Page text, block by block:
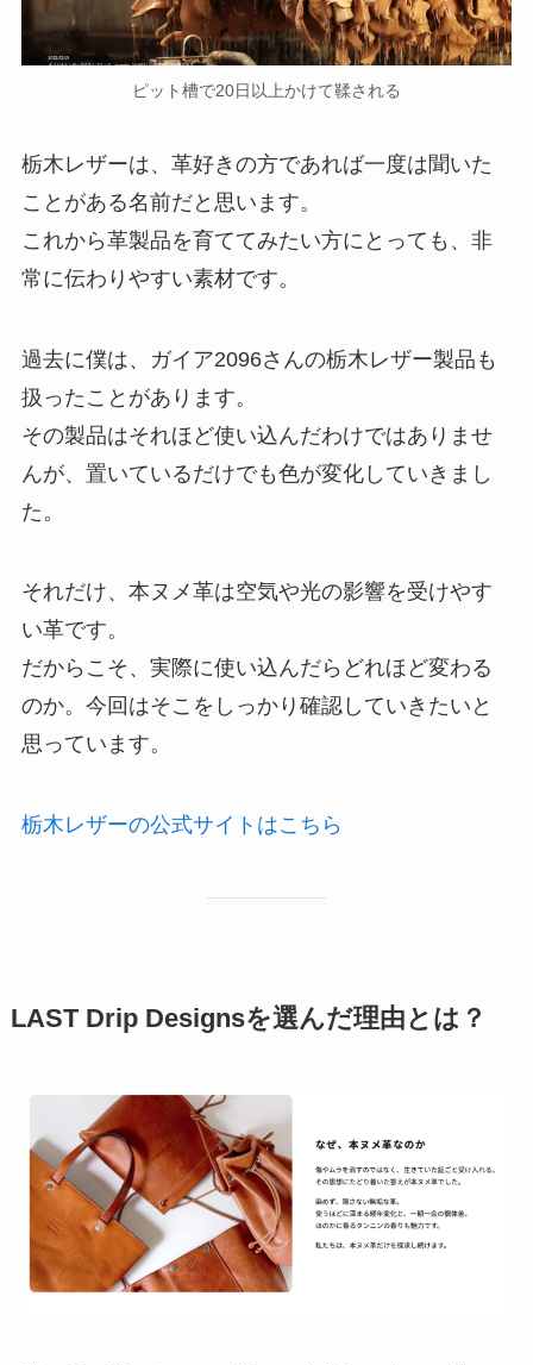
ピット槽で20日以上かけて鞣される
栃木レザーは、革好きの方であれば一度は聞いた
ことがある名前だと思います。
これから革製品を育ててみたい方にとっても、非
常に伝わりやすい素材です。
過去に僕は、ガイア2096さんの栃木レザー製品も
扱ったことがあります。
その製品はそれほど使い込んだわけではありませ
んが、置いているだけでも色が変化していきまし
た。
それだけ、本ヌメ革は空気や光の影響を受けやす
い革です。
だからこそ、実際に使い込んだらどれほど変わる
のか。今回はそこをしっかり確認していきたいと
思っています。
栃木レザーの公式サイトはこちら
LAST Drip Designsを選んだ理由とは？